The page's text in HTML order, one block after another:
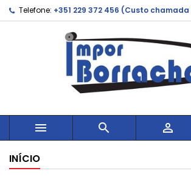
Telefone: +351 229 372 456 (Custo
  
INÍCIO